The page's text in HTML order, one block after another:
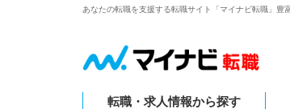
あなたの転職を支援する転職サイト「マイナビ転職」豊
転職・求人情報から探す